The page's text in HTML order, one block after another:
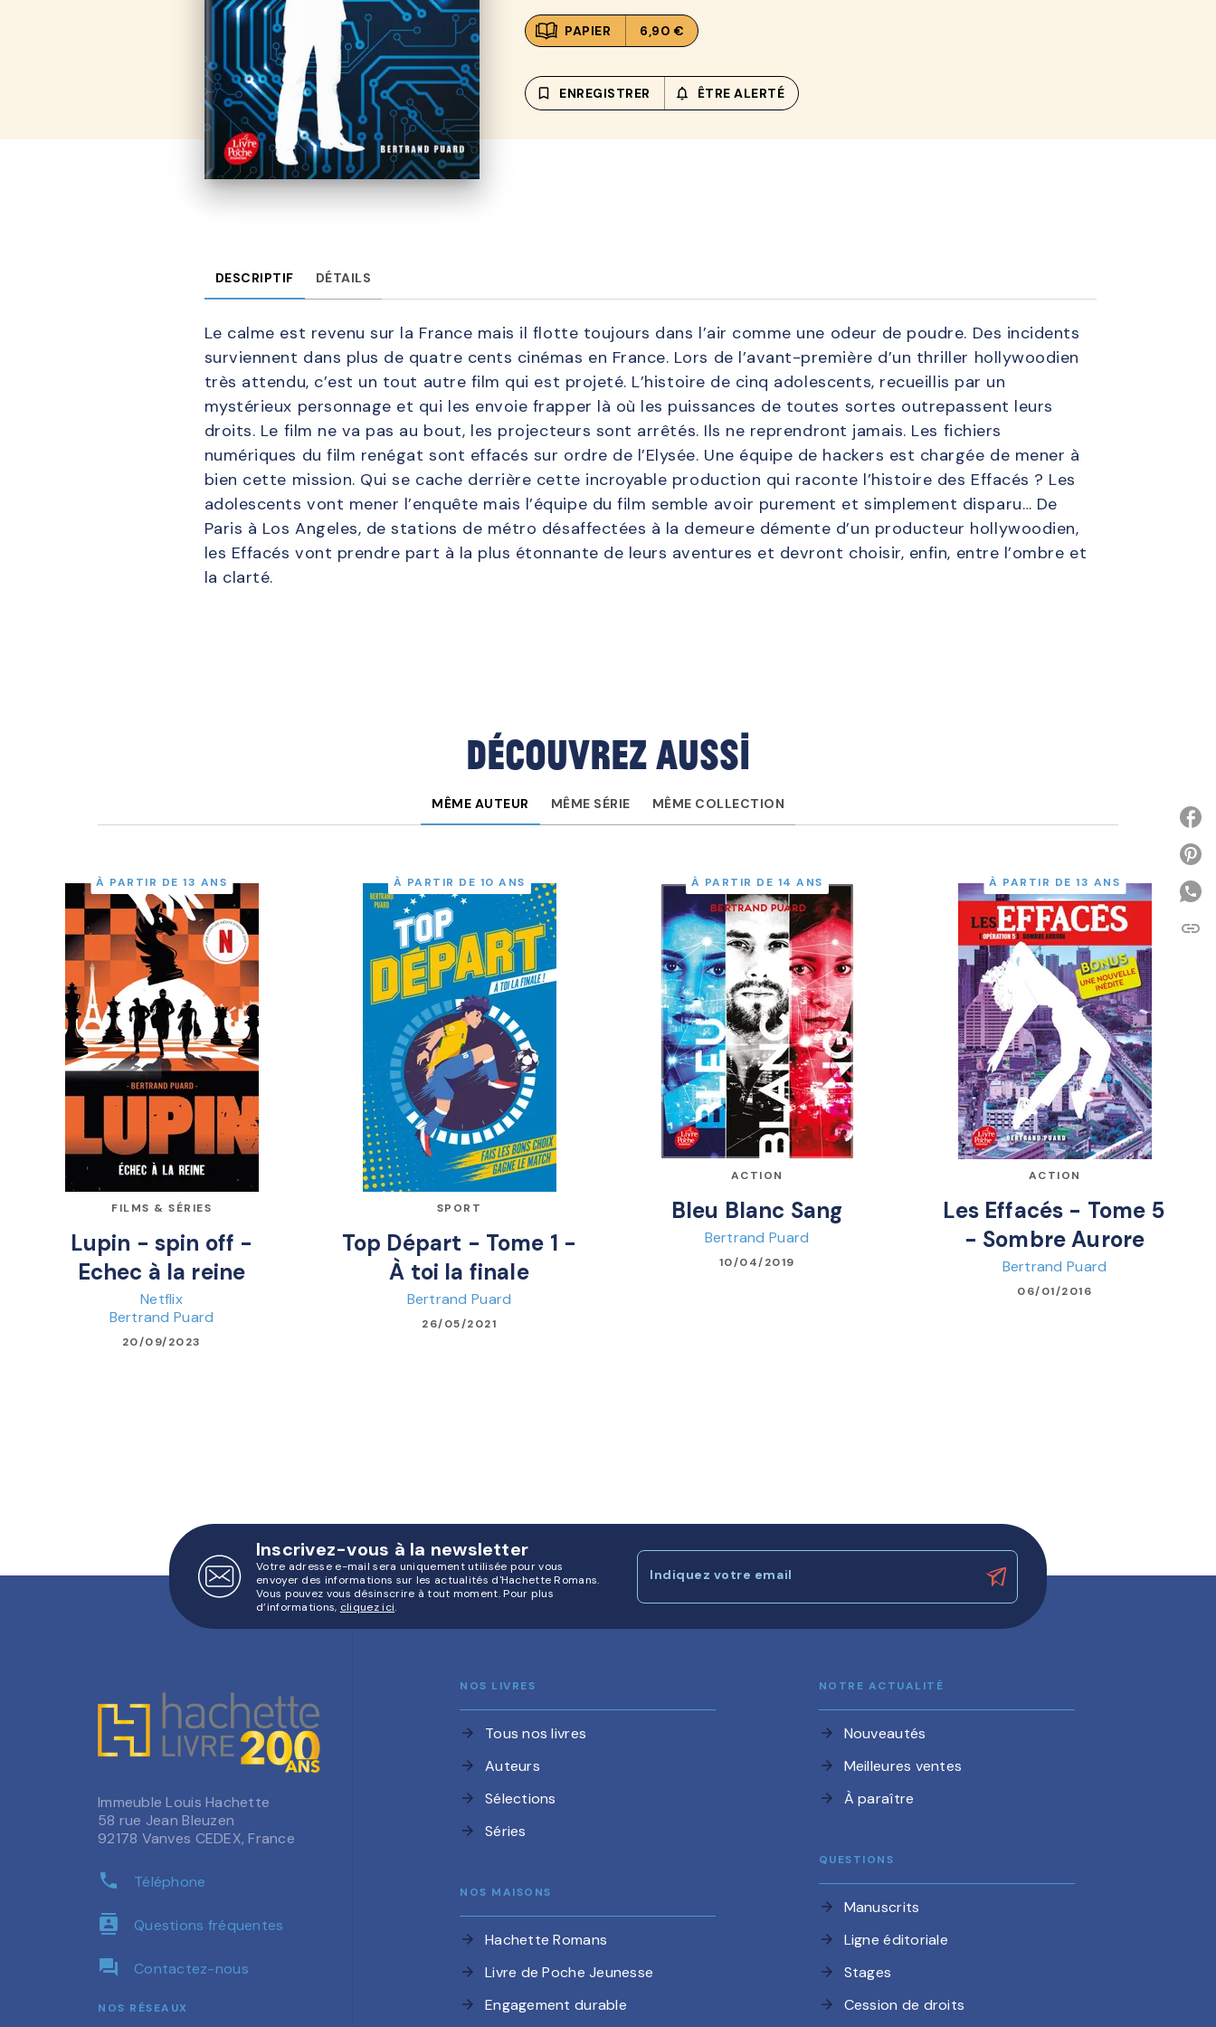
PAPIER 6,90 €
bookmark_border ENREGISTRER notifications_none_outlined
ÊTRE ALERTÉ
DESCRIPTIF DÉTAILS
Le calme est revenu sur la France mais il flotte toujours dans l’air comme une odeur de poudre. Des incidents
surviennent dans plus de quatre cents cinémas en France. Lors de l’avant-première d’un thriller hollywoodien
très attendu, c’est un tout autre film qui est projeté. L’histoire de cinq adolescents, recueillis par un
mystérieux personnage et qui les envoie frapper là où les puissances de toutes sortes outrepassent leurs
droits. Le film ne va pas au bout, les projecteurs sont arrêtés. Ils ne reprendront jamais. Les fichiers
numériques du film renégat sont effacés sur ordre de l’Elysée. Une équipe de hackers est chargée de mener à
bien cette mission. Qui se cache derrière cette incroyable production qui raconte l’histoire des Effacés ? Les
adolescents vont mener l’enquête mais l’équipe du film semble avoir purement et simplement disparu… De
Paris à Los Angeles, de stations de métro désaffectées à la demeure démente d’un producteur hollywoodien,
les Effacés vont prendre part à la plus étonnante de leurs aventures et devront choisir, enfin, entre l’ombre et
la clarté.
Découvrez aussi
MÊME AUTEUR MÊME SÉRIE MÊME COLLECTION
À PARTIR DE 13 ANS
FILMS & SÉRIES
Lupin - spin off -
Echec à la reine
Netflix
Bertrand Puard
20/09/2023
À PARTIR DE 10 ANS
SPORT
Top Départ - Tome 1 -
À toi la finale
Bertrand Puard
26/05/2021
À PARTIR DE 14 ANS
ACTION
Bleu Blanc Sang
Bertrand Puard
10/04/2019
À PARTIR DE 13 ANS
ACTION
Les Effacés - Tome 5
- Sombre Aurore
Bertrand Puard
06/01/2016
link
Inscrivez-vous à la newsletter
Votre adresse e-mail sera uniquement utilisée pour vous
envoyer des informations sur les actualités d'Hachette Romans.
Vous pouvez vous désinscrire à tout moment. Pour plus
d’informations, cliquez ici.
Indiquez votre email
Immeuble Louis Hachette
58 rue Jean Bleuzen
92178 Vanves CEDEX, France
phone Téléphone
contacts Questions fréquentes
question_answer Contactez-nous
NOS RÉSEAUX
NOS LIVRES
arrow_forward Tous nos livres
arrow_forward Auteurs
arrow_forward Sélections
arrow_forward Séries
NOS MAISONS
arrow_forward Hachette Romans
arrow_forward Livre de Poche Jeunesse
arrow_forward Engagement durable
NOTRE ACTUALITÉ
arrow_forward Nouveautés
arrow_forward Meilleures ventes
arrow_forward À paraître
QUESTIONS
arrow_forward Manuscrits
arrow_forward Ligne éditoriale
arrow_forward Stages
arrow_forward Cession de droits